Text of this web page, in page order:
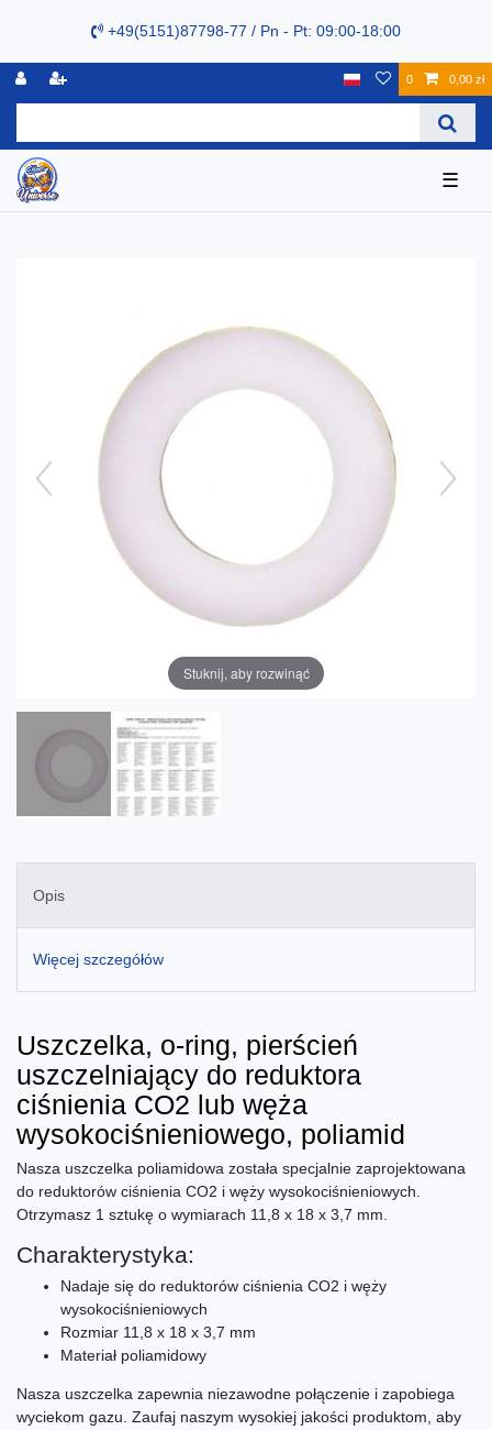
+49(5151)87798-77 / Pn - Pt: 09:00-18:00
0 0,00 zł
☰
Stuknij, aby rozwinąć
Opis
Więcej szczegółów
Uszczelka, o-ring, pierścień
uszczelniający do reduktora
ciśnienia CO2 lub węża
wysokociśnieniowego, poliamid
Nasza uszczelka poliamidowa została specjalnie zaprojektowana
do reduktorów ciśnienia CO2 i węży wysokociśnieniowych.
Otrzymasz 1 sztukę o wymiarach 11,8 x 18 x 3,7 mm.
Charakterystyka:
Nadaje się do reduktorów ciśnienia CO2 i węży
wysokociśnieniowych
Rozmiar 11,8 x 18 x 3,7 mm
Materiał poliamidowy
Nasza uszczelka zapewnia niezawodne połączenie i zapobiega
wyciekom gazu. Zaufaj naszym wysokiej jakości produktom, aby